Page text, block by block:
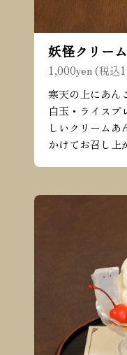
妖怪クリー
1,000yen (税込
寒天の上にあん
白玉・ライスプ
しいクリームあ
かけてお召し上